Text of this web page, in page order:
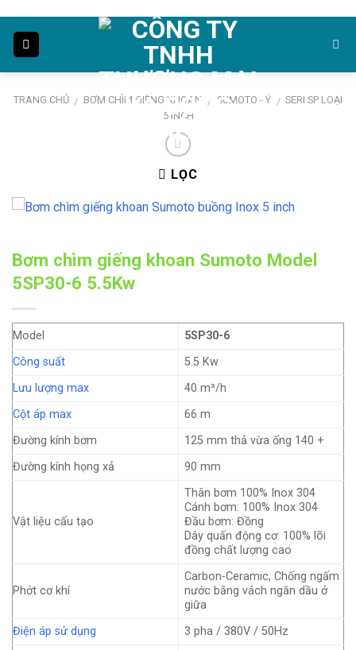
content
TRANG CHỦ / BƠM CHÌM GIẾNG KHOAN / SUMOTO - Ý / SERI SP LOẠI
5 INCH
LỌC
Bơm chìm giếng khoan Sumoto Model
5SP30-6 5.5Kw
Model
5SP30-6
Công suất
5.5 Kw
Lưu lượng max
40 m³/h
Cột áp max
66 m
Đường kính bơm
125 mm thả vừa ống 140 +
Đường kính họng xả
90 mm
Vật liệu cấu tạo
Thân bơm 100% Inox 304
Cánh bơm: 100% Inox 304
Đầu bơm: Đồng
Dây quấn động cơ: 100% lõi
đồng chất lượng cao
Phớt cơ khí
Carbon-Ceramic, Chống ngấm
nước bằng vách ngăn dầu ở
giữa
Điện áp sử dụng
3 pha / 380V / 50Hz